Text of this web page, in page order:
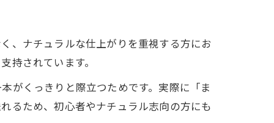
、ナチュラルな仕上がりを重視する方にお
持されています。
がくっきりと際立つためです。実際に「ま
るため、初心者やナチュラル志向の方にも